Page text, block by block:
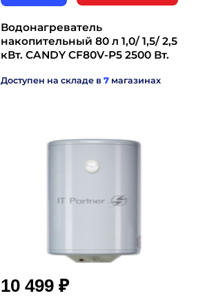
Водонагреватель
накопительный 80 л 1,0/ 1,5/ 2,5
кВт. CANDY CF80V-P5 2500 Вт.
Доступен на складе в 7 магазинах
10 499 ₽